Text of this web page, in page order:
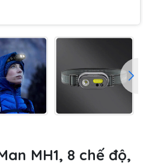
MH1, 8 chế độ,